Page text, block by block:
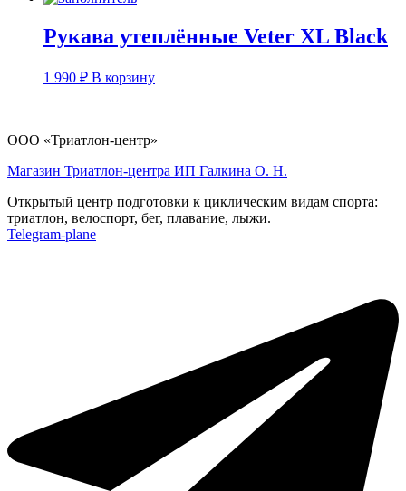
Рукава утеплённые Veter XL Black
1 990 ₽ В корзину
ООО «Триатлон-центр»
Магазин Триатлон-центра ИП Галкина О. Н.
Открытый центр подготовки к циклическим видам спорта:
триатлон, велоспорт, бег, плавание, лыжи.
Telegram-plane